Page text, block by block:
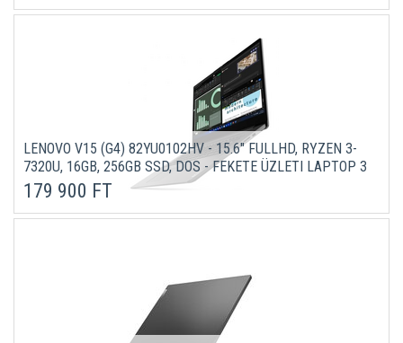
LENOVO V15 (G4) 82YU0102HV - 15.6" FULLHD, RYZEN 3-
7320U, 16GB, 256GB SSD, DOS - FEKETE ÜZLETI LAPTOP 3
ÉV GARANCIÁVAL
179 900 FT